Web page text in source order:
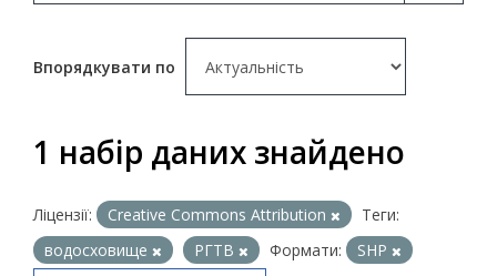
Впорядкувати по
1 набір даних знайдено
Ліцензії: Creative Commons Attribution
Теги:
водосховище
РГТВ Формати:
SHP